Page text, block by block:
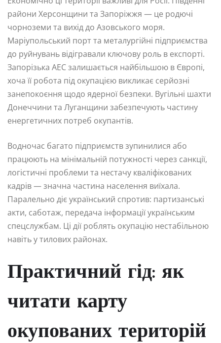
райони Херсонщини та Запоріжжя — це родючі
чорноземи та вихід до Азовського моря.
Маріупольський порт та металургійні підприємства
до руйнувань відігравали ключову роль в експорті.
Запорізька АЕС залишається найбільшою в Європі,
хоча її робота під окупацією викликає серйозні
занепокоєння щодо ядерної безпеки. Вугільні шахти
Донеччини та Луганщини забезпечують частину
енергетичних потреб окупантів.
Водночас багато підприємств зупинилися або
працюють на мінімальній потужності через санкції,
логістичні проблеми та нестачу кваліфікованих
кадрів — значна частина населення виїхала.
Паралельно діє український спротив: партизанські
акти, саботаж, передача інформації українським
спецслужбам. Ці дії роблять окупацію нестабільною
навіть у тилових районах.
Практичний гід: як
читати карту
окупованих територій